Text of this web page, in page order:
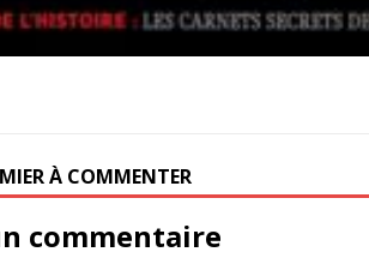
À COMMENTER
commentaire